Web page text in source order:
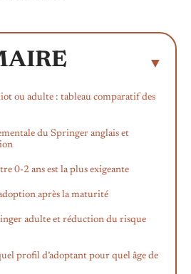
ou adulte : tableau comparatif des
du Springer anglais et
0-2 ans est la plus exigeante
après la maturité
adulte et réduction du risque
profil d’adoptant pour quel âge de